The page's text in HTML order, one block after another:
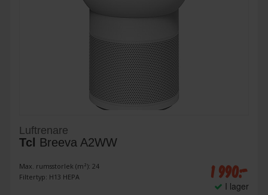
Luftrenare
Tcl Breeva A2WW
Max. rumsstorlek (m²): 24
Filtertyp: H13 HEPA
1 990:-
I lager